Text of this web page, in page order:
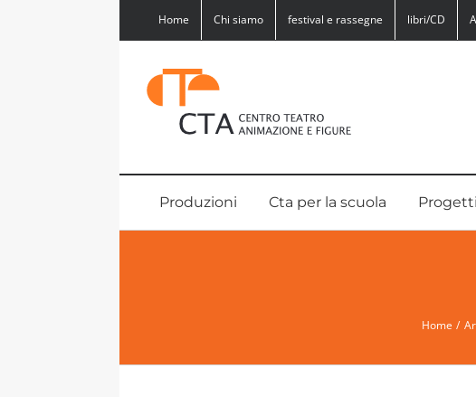
Home Chi siamo festival e rassegne libri/CD
Produzioni Cta per la scuola
Home